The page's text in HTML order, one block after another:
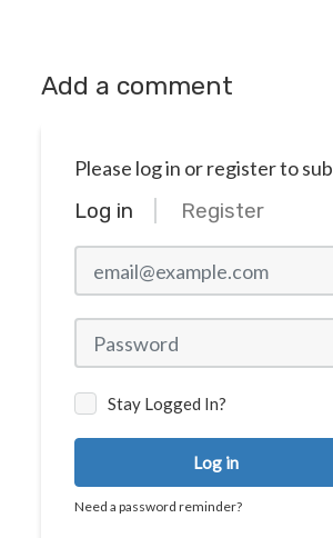
Add a comment
Please log in or register to
Log in Register
Stay Logged In?
Log in
Need a password reminder?